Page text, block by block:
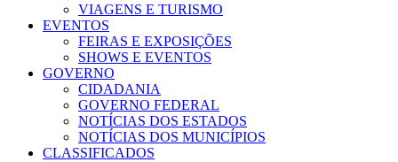
VIAGENS E TURISMO
EVENTOS
FEIRAS E EXPOSIÇÕES
SHOWS E EVENTOS
GOVERNO
CIDADANIA
GOVERNO FEDERAL
NOTÍCIAS DOS ESTADOS
NOTÍCIAS DOS MUNICÍPIOS
CLASSIFICADOS